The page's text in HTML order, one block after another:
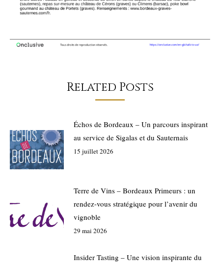
Related Posts
Échos de Bordeaux – Un parcours inspirant
au service de Sigalas et du Sauternais
15 juillet 2026
Terre de Vins – Bordeaux Primeurs : un
rendez-vous stratégique pour l’avenir du
vignoble
29 mai 2026
Insider Tasting – Une vision inspirante du